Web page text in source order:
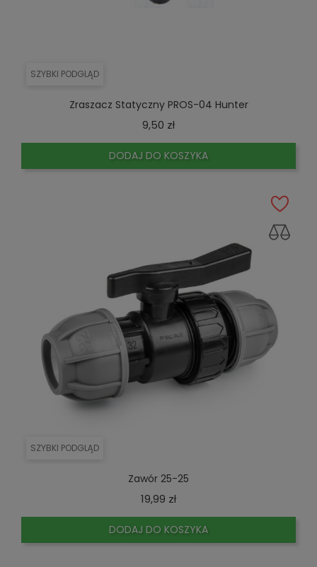
SZYBKI PODGLĄD
Zraszacz Statyczny PROS-04 Hunter
9,50 złCena
DODAJ DO KOSZYKA
SZYBKI PODGLĄD
Zawór 25-25
19,99 złCena
DODAJ DO KOSZYKA